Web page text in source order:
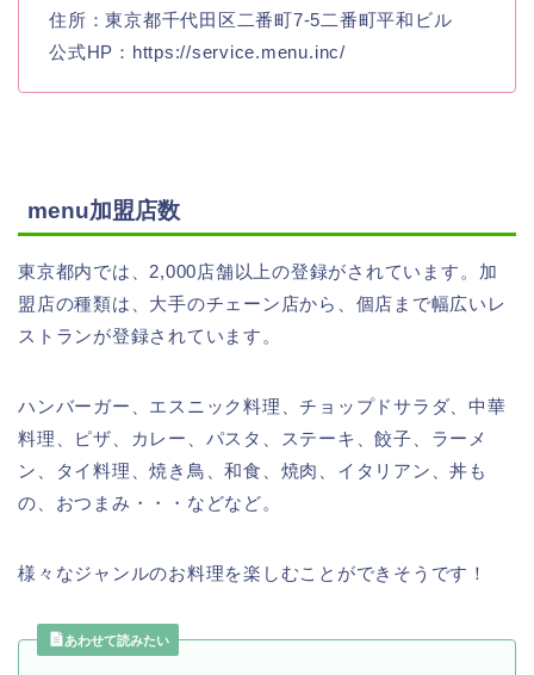
住所：東京都千代田区二番町7-5二番町平和ビル
公式HP：https://service.menu.inc/
menu加盟店数
東京都内では、2,000店舗以上の登録がされています。加
盟店の種類は、大手のチェーン店から、個店まで幅広いレ
ストランが登録されています。
ハンバーガー、エスニック料理、チョップドサラダ、中華
料理、ピザ、カレー、パスタ、ステーキ、餃子、ラーメ
ン、タイ料理、焼き鳥、和食、焼肉、イタリアン、丼も
の、おつまみ・・・などなど。
様々なジャンルのお料理を楽しむことができそうです！
あわせて読みたい